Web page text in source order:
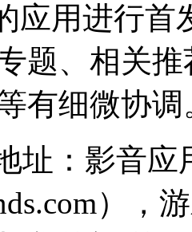
应用进行
题、相关
有细微协调
址：影音应
），